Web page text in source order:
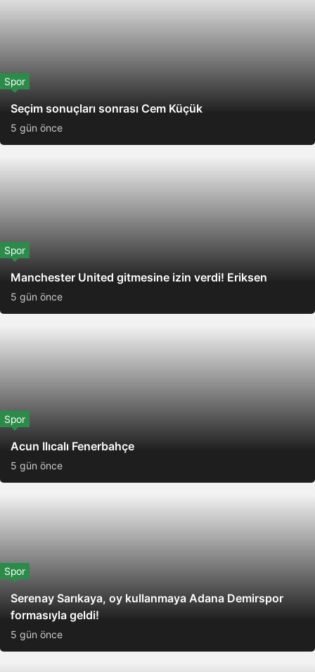
Seçim sonuçları sonrası Cem Küçük
Spor
5 gün önce
Manchester United gitmesine izin verdi! Eriksen
Spor
5 gün önce
Acun Ilıcalı Fenerbahçe
Spor
5 gün önce
Serenay Sarıkaya, oy kullanmaya Adana Demirspor
formasıyla geldi!
Spor
5 gün önce